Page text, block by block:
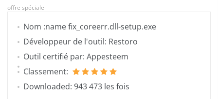
offre spéciale
Nom :name fix_coreerr.dll-setup.exe
Développeur de l'outil: Restoro
Outil certifié par: Appesteem
Classement:
Downloaded: 943 473 les fois